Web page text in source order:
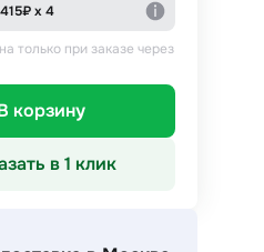
415₽ х 4
только при заказе через
корзину
в 1 клик